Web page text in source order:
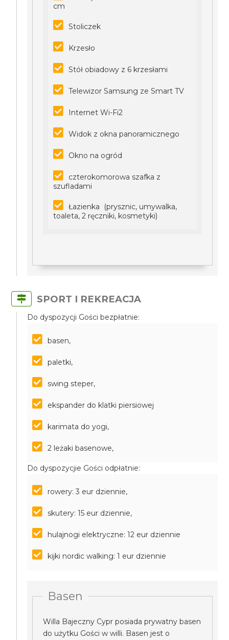
cm
Stoliczek
Krzesło
Stół obiadowy z 6 krzesłami
Telewizor Samsung ze Smart TV
Internet Wi-Fi2
Widok z okna panoramicznego
Okno na ogród
czterokomorowa szafka z
szufladami
Łazienka (prysznic, umywalka,
toaleta, 2 ręczniki, kosmetyki)
SPORT I REKREACJA
Do dyspozycji Gości bezpłatnie:
basen,
paletki,
swing steper,
ekspander do klatki piersiowej
karimata do yogi,
2 leżaki basenowe,
Do dyspozycjie Gości odpłatnie:
rowery: 3 eur dziennie,
skutery: 15 eur dziennie,
hulajnogi elektryczne: 12 eur dziennie
kijki nordic walking: 1 eur dziennie
Basen
Willa Bajeczny Cypr posiada prywatny basen
do użytku Gości w willi. Basen jest o